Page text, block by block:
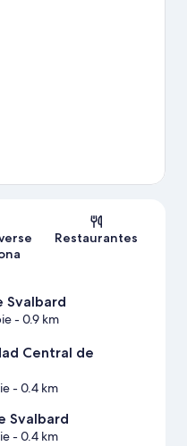
Restaurantes
Svalbard
- 0.9 km
Central de
- 0.4 km
Svalbard
- 0.4 km